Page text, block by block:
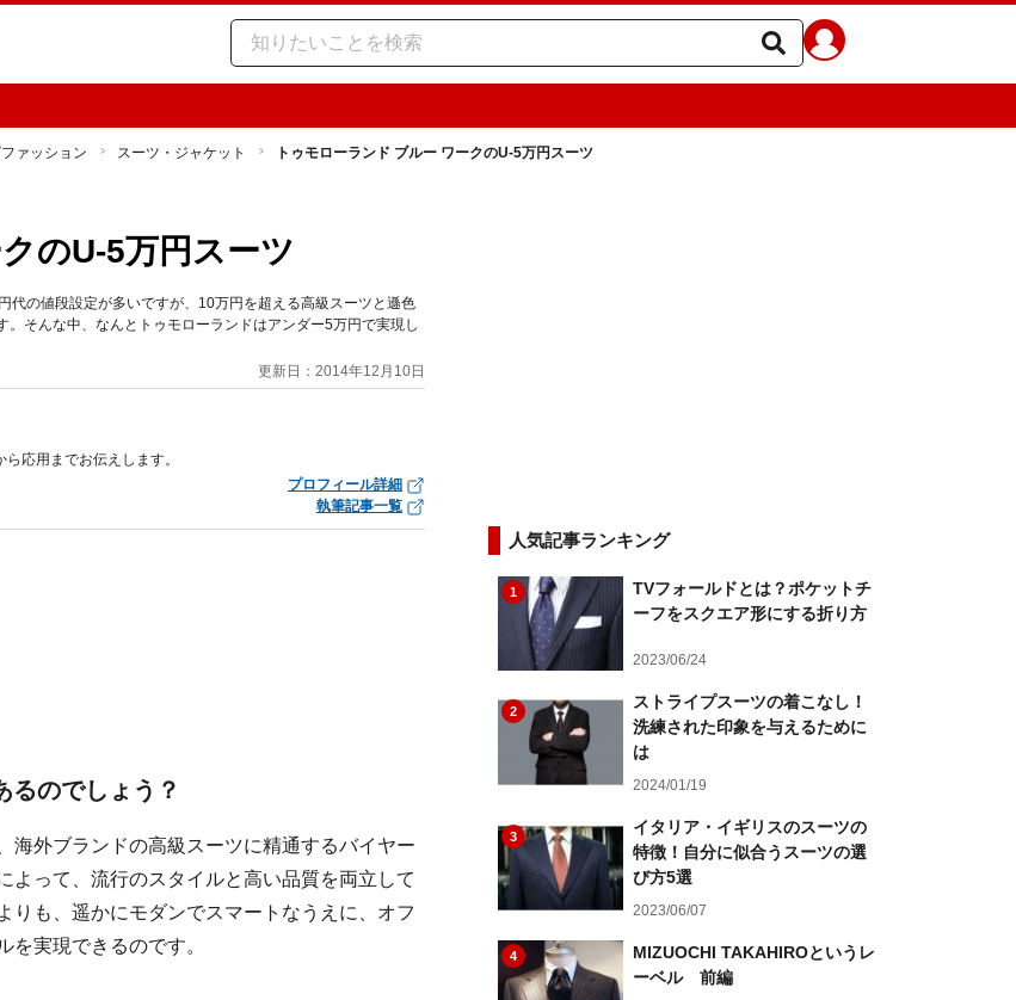
ァッション スーツ・ジャケット トゥモローランド ブルー ワークのU-5万円スーツ
のU-5万円スーツ
の値段設定が多いですが、10万円を超える高級スーツと遜色
そんな中、なんとトゥモローランドはアンダー5万円で実現し
更新日：2014年12月10日
応用までお伝えします。
プロフィール詳細
執筆記事一覧
るのでしょう？
海外ブランドの高級スーツに精通するバイヤー
よって、流行のスタイルと高い品質を両立して
りも、遥かにモダンでスマートなうえに、オフ
を実現できるのです。
人気記事ランキング
1
TVフォールドとは？ポケットチ
ーフをスクエア形にする折り方
2023/06/24
2
ストライプスーツの着こなし！
洗練された印象を与えるために
は
2024/01/19
3
イタリア・イギリスのスーツの
特徴！自分に似合うスーツの選
び方5選
2023/06/07
4
MIZUOCHI TAKAHIROというレ
ーベル 前編